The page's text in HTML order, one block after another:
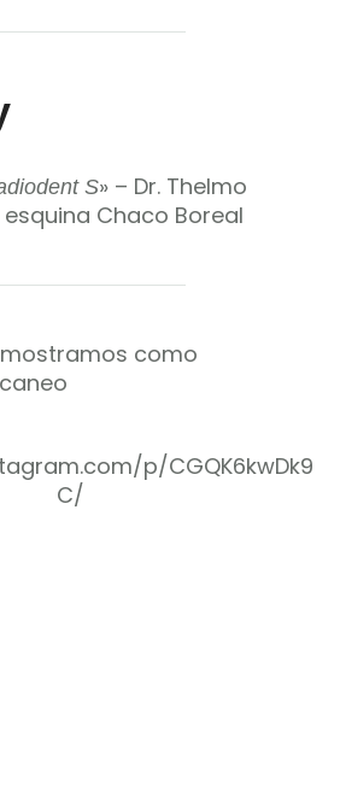
S» – Dr. Thelmo
Chaco Boreal
como
p/CGQK6kwDk9
C/